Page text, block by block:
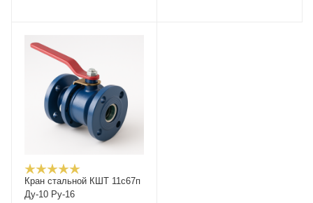
Кран стальной КШТ 11с67п
Ду-10 Ру-16